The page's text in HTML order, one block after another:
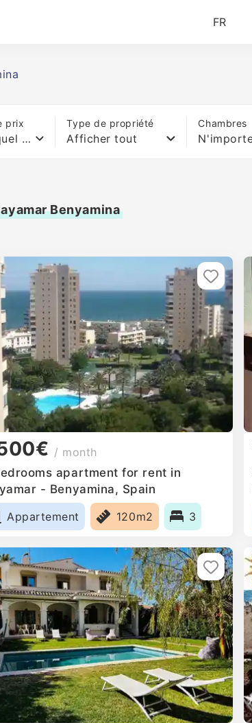
FR
prix
N'importe quel prix
Type de propriété
Afficher tout
Chambres
Benyamina
/ month
apartment for rent in
- Benyamina, Spain
Appartement
120m2 3